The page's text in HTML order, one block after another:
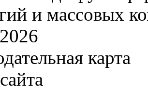
и массовых
карта